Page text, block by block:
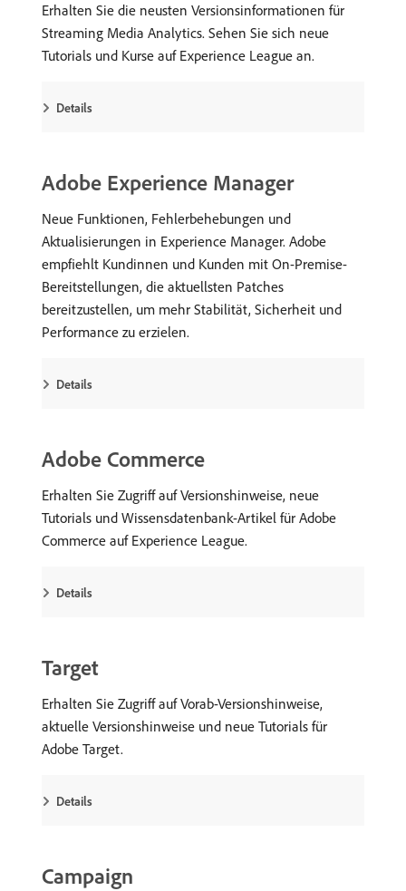
Erhalten Sie die neusten Versionsinformationen für
Streaming Media Analytics. Sehen Sie sich neue
Tutorials und Kurse auf Experience League an.
Details
Adobe Experience Manager
Neue Funktionen, Fehlerbehebungen und
Aktualisierungen in Experience Manager. Adobe
empfiehlt Kundinnen und Kunden mit On-Premise-
Bereitstellungen, die aktuellsten Patches
bereitzustellen, um mehr Stabilität, Sicherheit und
Performance zu erzielen.
Details
Adobe Commerce
Erhalten Sie Zugriff auf Versionshinweise, neue
Tutorials und Wissensdatenbank-Artikel für Adobe
Commerce auf Experience League.
Details
Target
Erhalten Sie Zugriff auf Vorab-Versionshinweise,
aktuelle Versionshinweise und neue Tutorials für
Adobe Target.
Details
Campaign